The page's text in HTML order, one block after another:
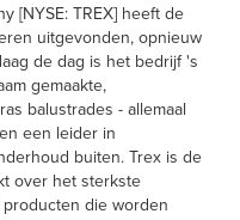
[NYSE: TREX] heeft de
uitgevonden, opnieuw
de dag is het bedrijf 's
gemaakte,
balustrades - allemaal
een leider in
buiten. Trex is de
over het sterkste
die worden